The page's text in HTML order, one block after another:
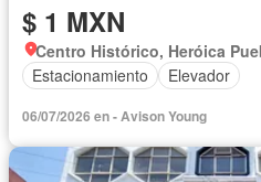
$ 1 MXN
Centro Histórico, Heróica
Estacionamiento
Elevador
06/07/2026 en - Avison Young